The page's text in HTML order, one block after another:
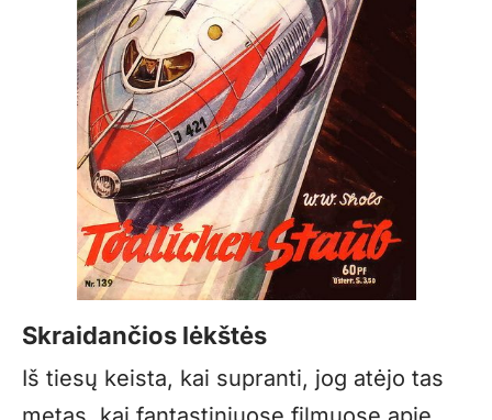
Skraidančios lėkštės
Iš tiesų keista, kai supranti, jog atėjo tas